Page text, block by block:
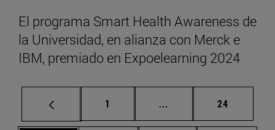
El programa Smart Health Awareness de
la Universidad, en alianza con Merck e
IBM, premiado en Expoelearning 2024
Página
1 ... Páginas intermedias
Página
24